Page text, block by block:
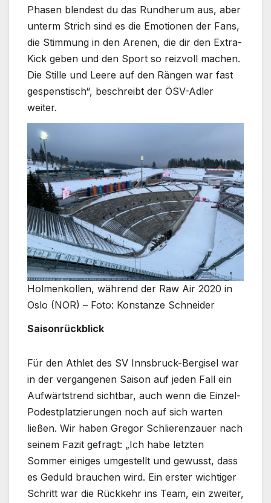
Phasen blendest du das Rundherum aus, aber
unterm Strich sind es die Emotionen der Fans,
die Stimmung in den Arenen, die dir den Extra-
Kick geben und den Sport so reizvoll machen.
Die Stille und Leere auf den Rängen war fast
gespenstisch“, beschreibt der ÖSV-Adler
weiter.
Holmenkollen, während der Raw Air 2020 in
Oslo (NOR) – Foto: Konstanze Schneider
Saisonrückblick
Für den Athlet des SV Innsbruck-Bergisel war
in der vergangenen Saison auf jeden Fall ein
Aufwärtstrend sichtbar, auch wenn die Einzel-
Podestplatzierungen noch auf sich warten
ließen. Wir haben Gregor Schlierenzauer nach
seinem Fazit gefragt: „Ich habe letzten
Sommer einiges umgestellt und gewusst, dass
es Geduld brauchen wird. Ein erster wichtiger
Schritt war die Rückkehr ins Team, ein zweiter,